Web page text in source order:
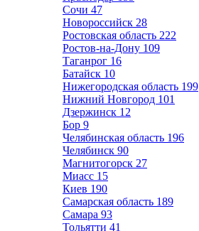
Сочи 47
Новороссийск 28
Ростовская область 222
Ростов-на-Дону 109
Таганрог 16
Батайск 10
Нижегородская область 199
Нижний Новгород 101
Дзержинск 12
Бор 9
Челябинская область 196
Челябинск 90
Магнитогорск 27
Миасс 15
Киев 190
Самарская область 189
Самара 93
Тольятти 41